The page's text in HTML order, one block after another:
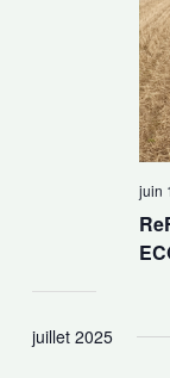
juin
juillet 2025